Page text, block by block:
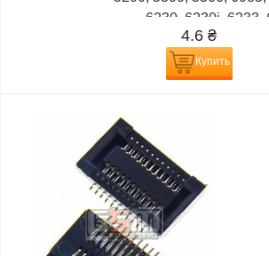
6230, 6230i, 6233,
4.6 ₴
Купить